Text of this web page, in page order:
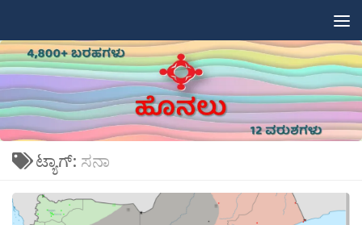
ಟ್ಯಾಗ್: ಸನಾ